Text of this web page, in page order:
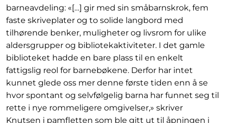
barneavdeling: «[…] gir med sin småbarnskrok, fem
faste skriveplater og to solide langbord med
tilhørende benker, muligheter og livsrom for ulike
aldersgrupper og bibliotekaktiviteter. I det gamle
biblioteket hadde en bare plass til en enkelt
fattigslig reol for barnebøkene. Derfor har intet
kunnet glede oss mer denne første tiden enn å se
hvor spontant og selvfølgelig barna har funnet seg til
rette i nye rommeligere omgivelser,» skriver
Knutsen i pamfletten som ble gitt ut til åpningen i